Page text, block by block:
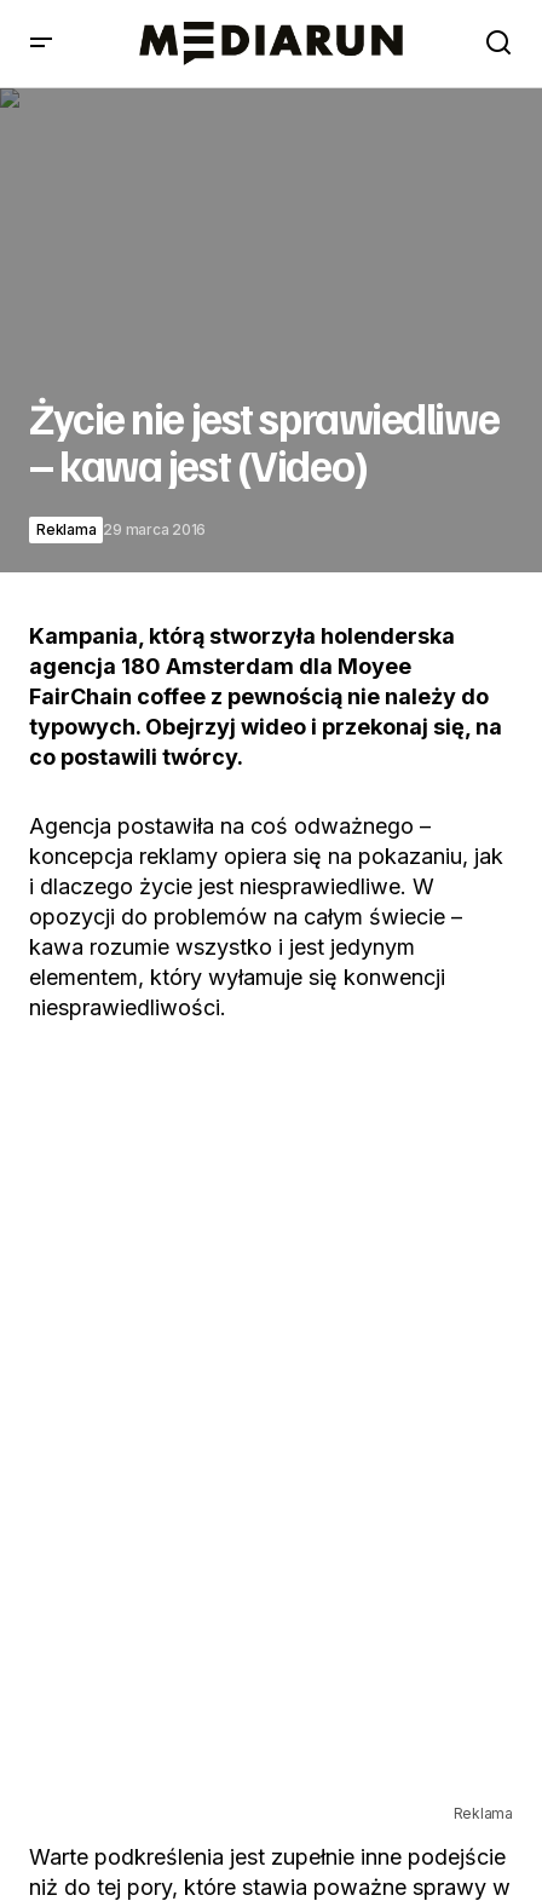
Życie nie jest sprawiedliwe
– kawa jest (Video)
Reklama 29 marca 2016
Kampania, którą stworzyła holenderska
agencja 180 Amsterdam dla Moyee
FairChain coffee z pewnością nie należy do
typowych. Obejrzyj wideo i przekonaj się, na
co postawili twórcy.
Agencja postawiła na coś odważnego –
koncepcja reklamy opiera się na pokazaniu, jak
i dlaczego życie jest niesprawiedliwe. W
opozycji do problemów na całym świecie –
kawa rozumie wszystko i jest jedynym
elementem, który wyłamuje się konwencji
niesprawiedliwości.
Reklama
Warte podkreślenia jest zupełnie inne podejście
niż do tej pory, które stawia poważne sprawy w